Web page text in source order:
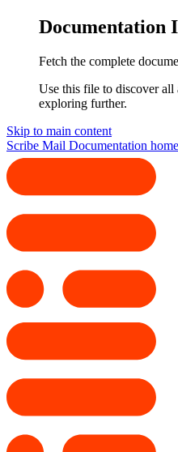
Documentation
Fetch the complete
Use this file to discover all
exploring further.
Skip to main content
Scribe Mail Documentation